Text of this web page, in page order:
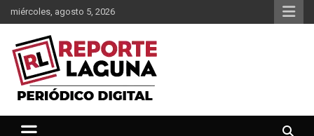
Saltar
al
contenido
miércoles, agosto 5, 2026
Reporte Laguna